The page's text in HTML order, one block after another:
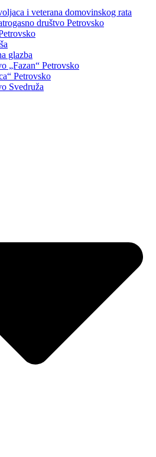
i veterana domovinskog rata
društvo Petrovsko
glazba
„Fazan“ Petrovsko
Petrovsko
Svedruža